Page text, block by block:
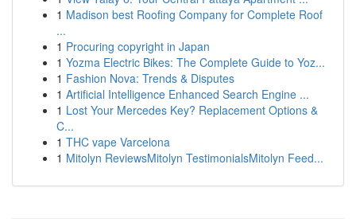
1 Madison best Roofing Company for Complete Roof
...
1 Procuring copyright in Japan
1 Yozma Electric Bikes: The Complete Guide to Yoz...
1 Fashion Nova: Trends & Disputes
1 Artificial Intelligence Enhanced Search Engine ...
1 Lost Your Mercedes Key? Replacement Options &
C...
1 THC vape Varcelona
1 Mitolyn ReviewsMitolyn TestimonialsMitolyn Feed...